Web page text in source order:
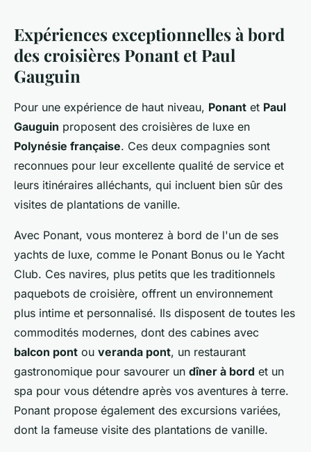
Expériences exceptionnelles à bord
des croisières Ponant et Paul
Gauguin
Pour une expérience de haut niveau, Ponant et Paul
Gauguin proposent des croisières de luxe en
Polynésie française. Ces deux compagnies sont
reconnues pour leur excellente qualité de service et
leurs itinéraires alléchants, qui incluent bien sûr des
visites de plantations de vanille.
Avec Ponant, vous monterez à bord de l'un de ses
yachts de luxe, comme le Ponant Bonus ou le Yacht
Club. Ces navires, plus petits que les traditionnels
paquebots de croisière, offrent un environnement
plus intime et personnalisé. Ils disposent de toutes les
commodités modernes, dont des cabines avec
balcon pont ou veranda pont, un restaurant
gastronomique pour savourer un dîner à bord et un
spa pour vous détendre après vos aventures à terre.
Ponant propose également des excursions variées,
dont la fameuse visite des plantations de vanille.